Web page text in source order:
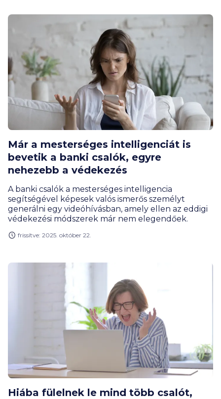
Már a mesterséges intelligenciát is
bevetik a banki csalók, egyre
nehezebb a védekezés
A banki csalók a mesterséges intelligencia
segítségével képesek valós ismerős személyt
generálni egy videóhívásban, amely ellen az eddigi
védekezési módszerek már nem elegendőek.
frissítve: 2025. október 22.
Hiába fülelnek le mind több csalót,